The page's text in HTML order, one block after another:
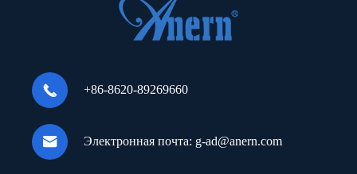
 +86-8620-89269660
 Электронная почта: g-ad@anern.com